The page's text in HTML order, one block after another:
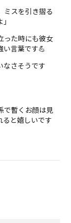
ミスを引き摺る
った時にも彼女
い言葉です💪
さそうです
で暫くお顔は見
ると嬉しいです